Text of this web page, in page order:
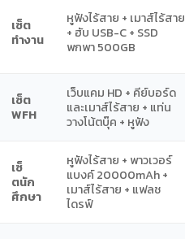
เซ็ต
ทำงาน
หูฟังไร้สาย + เมาส์ไร้สาย
+ ฮับ USB-C + SSD
พกพา 500GB
เซ็ต
WFH
เว็บแคม HD + คีย์บอร์ด
และเมาส์ไร้สาย + แท่น
วางโน้ตบุ๊ค + หูฟัง
เซ็
ตนัก
ศึกษา
หูฟังไร้สาย + พาวเวอร์
แบงค์ 20000mAh +
เมาส์ไร้สาย + แฟลช
ไดรฟ์